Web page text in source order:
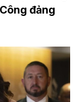
đảng